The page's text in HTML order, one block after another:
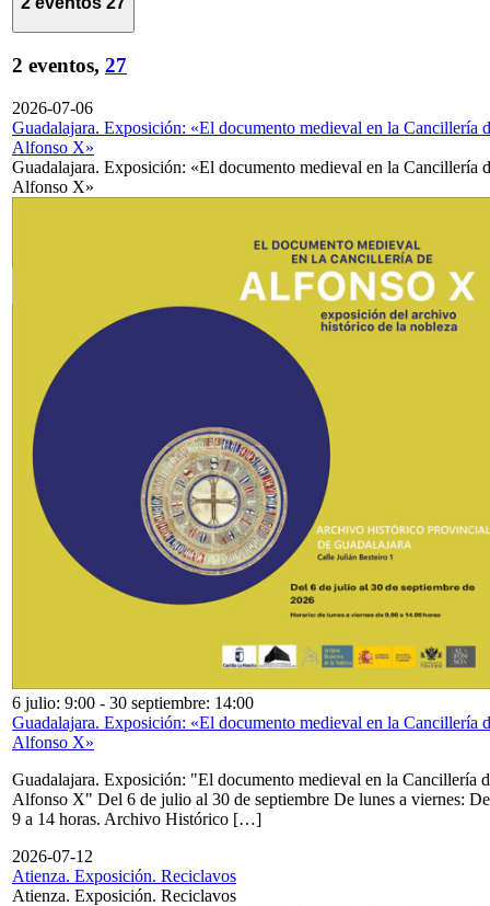
2 eventos, 27
2026-07-06
Guadalajara. Exposición: «El documento medieval en la Cancillería
Alfonso X»
Guadalajara. Exposición: «El documento medieval en la Cancillería
Alfonso X»
6 julio: 9:00 - 30 septiembre: 14:00
Guadalajara. Exposición: «El documento medieval en la Cancillería
Alfonso X»
Guadalajara. Exposición: "El documento medieval en la Cancillería
Alfonso X" Del 6 de julio al 30 de septiembre De lunes a viernes: De
9 a 14 horas. Archivo Histórico […]
2026-07-12
Atienza. Exposición. Reciclavos
Atienza. Exposición. Reciclavos